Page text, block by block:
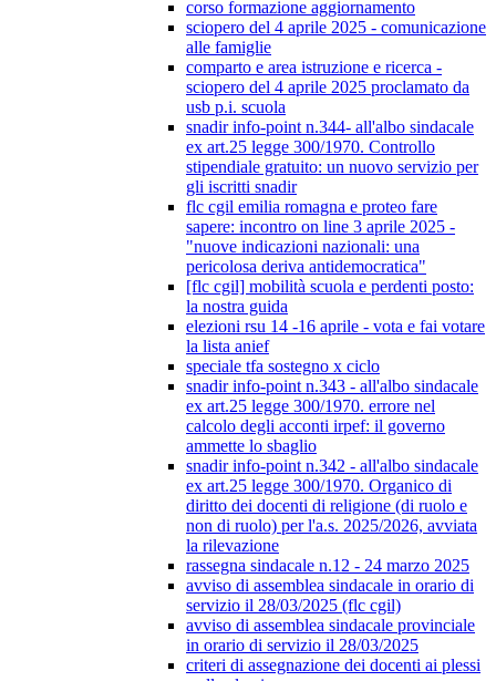
corso formazione aggiornamento
sciopero del 4 aprile 2025 - comunicazione
alle famiglie
comparto e area istruzione e ricerca -
sciopero del 4 aprile 2025 proclamato da
usb p.i. scuola
snadir info-point n.344- all'albo sindacale
ex art.25 legge 300/1970. Controllo
stipendiale gratuito: un nuovo servizio per
gli iscritti snadir
flc cgil emilia romagna e proteo fare
sapere: incontro on line 3 aprile 2025 -
"nuove indicazioni nazionali: una
pericolosa deriva antidemocratica"
[flc cgil] mobilità scuola e perdenti posto:
la nostra guida
elezioni rsu 14 -16 aprile - vota e fai votare
la lista anief
speciale tfa sostegno x ciclo
snadir info-point n.343 - all'albo sindacale
ex art.25 legge 300/1970. errore nel
calcolo degli acconti irpef: il governo
ammette lo sbaglio
snadir info-point n.342 - all'albo sindacale
ex art.25 legge 300/1970. Organico di
diritto dei docenti di religione (di ruolo e
non di ruolo) per l'a.s. 2025/2026, avviata
la rilevazione
rassegna sindacale n.12 - 24 marzo 2025
avviso di assemblea sindacale in orario di
servizio il 28/03/2025 (flc cgil)
avviso di assemblea sindacale provinciale
in orario di servizio il 28/03/2025
criteri di assegnazione dei docenti ai plessi